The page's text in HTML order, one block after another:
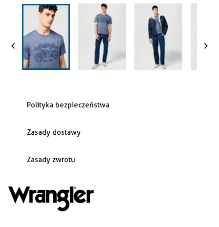
 
Polityka bezpieczeństwa
Zasady dostawy
Zasady zwrotu